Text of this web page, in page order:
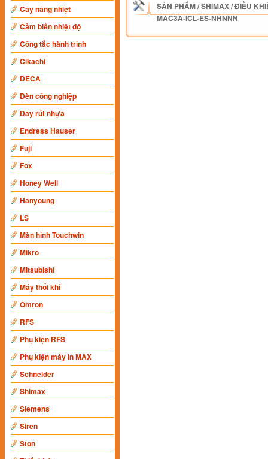
Cây nâng nhiệt
Cảm biến nhiệt độ
Công tắc hành trình
Cikachi
DECA
Đèn công nghiệp
Dây rút nhựa
Endress Hauser
Fuji
Fox
Honey Well
Hanyoung
LS
Màn hình Touchwin
Mikro
Mitsubishi
Máy thổi khí
Omron
RFS
Phụ kiện RFS
Phụ kiện máy in MAX
Schneider
Shimax
Siemens
Siren
Ston
SẢN PHẨM/SHIMAX/ĐIỀU
MAC3A-ICL-ES-NHNNN